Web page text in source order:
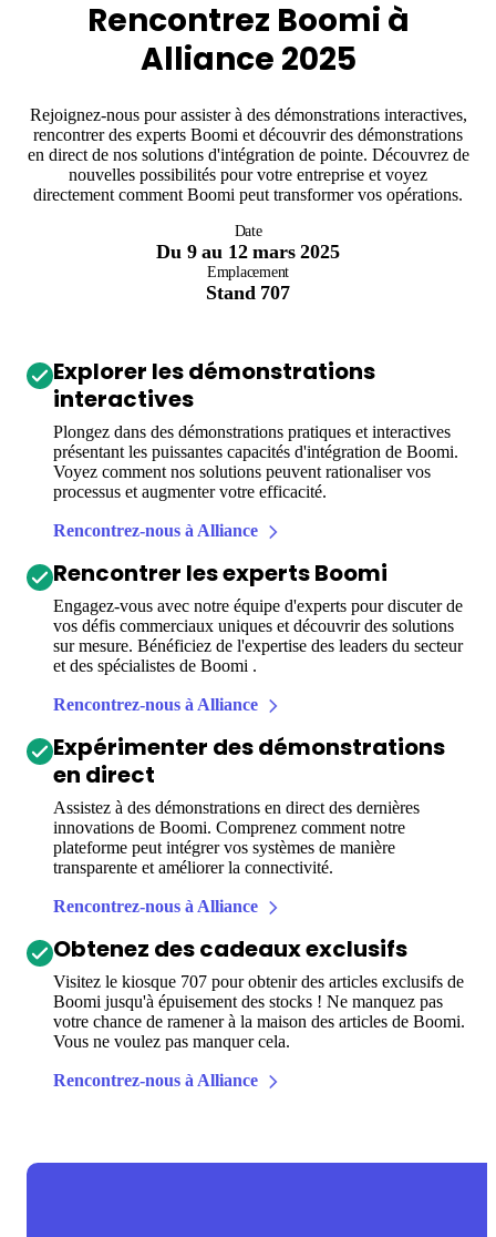
Rencontrez Boomi à
Alliance 2025
Rejoignez-nous pour assister à des démonstrations interactives,
rencontrer des experts Boomi et découvrir des démonstrations
en direct de nos solutions d'intégration de pointe. Découvrez de
nouvelles possibilités pour votre entreprise et voyez
directement comment Boomi peut transformer vos opérations.
Date
Du 9 au 12 mars 2025
Emplacement
Stand 707
Explorer les démonstrations
interactives
Plongez dans des démonstrations pratiques et interactives
présentant les puissantes capacités d'intégration de Boomi.
Voyez comment nos solutions peuvent rationaliser vos
processus et augmenter votre efficacité.
Rencontrez-nous à Alliance
Rencontrer les experts Boomi
Engagez-vous avec notre équipe d'experts pour discuter de
vos défis commerciaux uniques et découvrir des solutions
sur mesure. Bénéficiez de l'expertise des leaders du secteur
et des spécialistes de Boomi .
Rencontrez-nous à Alliance
Expérimenter des démonstrations
en direct
Assistez à des démonstrations en direct des dernières
innovations de Boomi. Comprenez comment notre
plateforme peut intégrer vos systèmes de manière
transparente et améliorer la connectivité.
Rencontrez-nous à Alliance
Obtenez des cadeaux exclusifs
Visitez le kiosque 707 pour obtenir des articles exclusifs de
Boomi jusqu'à épuisement des stocks ! Ne manquez pas
votre chance de ramener à la maison des articles de Boomi.
Vous ne voulez pas manquer cela.
Rencontrez-nous à Alliance